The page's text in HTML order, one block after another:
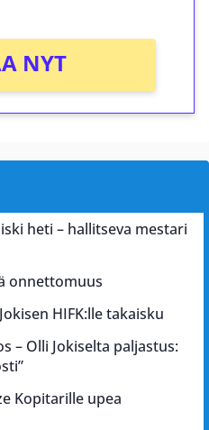
NYT
heti – hallitseva mestari
onnettomuus
HIFK:lle takaisku
– Olli Jokiselta paljastus:
Kopitarille upea